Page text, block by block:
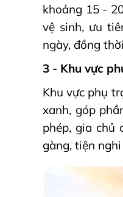
khoảng 15 -
vệ sinh, ưu
ngày, đồng
3 - Khu vực
Khu vực phụ
xanh, góp
phép, gia chủ
gàng, tiện